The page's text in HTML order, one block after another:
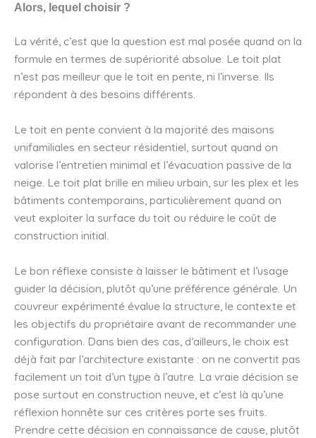
Alors, lequel choisir ?
La vérité, c’est que la question est mal posée quand on la
formule en termes de supériorité absolue. Le toit plat
n’est pas meilleur que le toit en pente, ni l’inverse. Ils
répondent à des besoins différents.
Le toit en pente convient à la majorité des maisons
unifamiliales en secteur résidentiel, surtout quand on
valorise l’entretien minimal et l’évacuation passive de la
neige. Le toit plat brille en milieu urbain, sur les plex et les
bâtiments contemporains, particulièrement quand on
veut exploiter la surface du toit ou réduire le coût de
construction initial.
Le bon réflexe consiste à laisser le bâtiment et l’usage
guider la décision, plutôt qu’une préférence générale. Un
couvreur expérimenté évalue la structure, le contexte et
les objectifs du propriétaire avant de recommander une
configuration. Dans bien des cas, d’ailleurs, le choix est
déjà fait par l’architecture existante : on ne convertit pas
facilement un toit d’un type à l’autre. La vraie décision se
pose surtout en construction neuve, et c’est là qu’une
réflexion honnête sur ces critères porte ses fruits.
Prendre cette décision en connaissance de cause, plutôt